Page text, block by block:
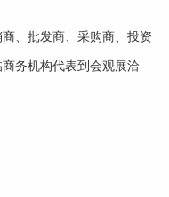
、批发商、采购商、投资
务机构代表到会观展洽